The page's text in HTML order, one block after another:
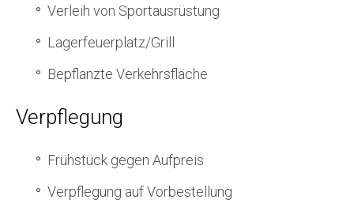
Verleih von Sportausrüstung
Lagerfeuerplatz/Grill
Bepflanzte Verkehrsfläche
Verpflegung
Frühstück gegen Aufpreis
Verpflegung auf Vorbestellung